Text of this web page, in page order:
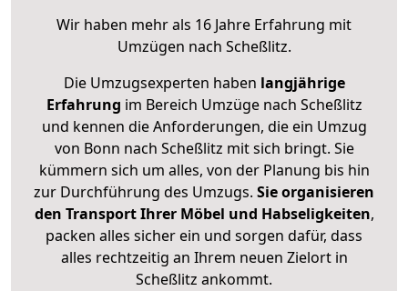
Wir haben mehr als 16 Jahre Erfahrung mit
Umzügen nach Scheßlitz.
Die Umzugsexperten haben langjährige
Erfahrung im Bereich Umzüge nach Scheßlitz
und kennen die Anforderungen, die ein Umzug
von Bonn nach Scheßlitz mit sich bringt. Sie
kümmern sich um alles, von der Planung bis hin
zur Durchführung des Umzugs. Sie organisieren
den Transport Ihrer Möbel und Habseligkeiten,
packen alles sicher ein und sorgen dafür, dass
alles rechtzeitig an Ihrem neuen Zielort in
Scheßlitz ankommt.